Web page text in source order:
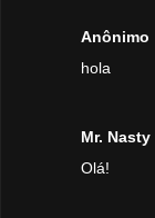
Anônimo
hola
Mr. Nasty
Olá!